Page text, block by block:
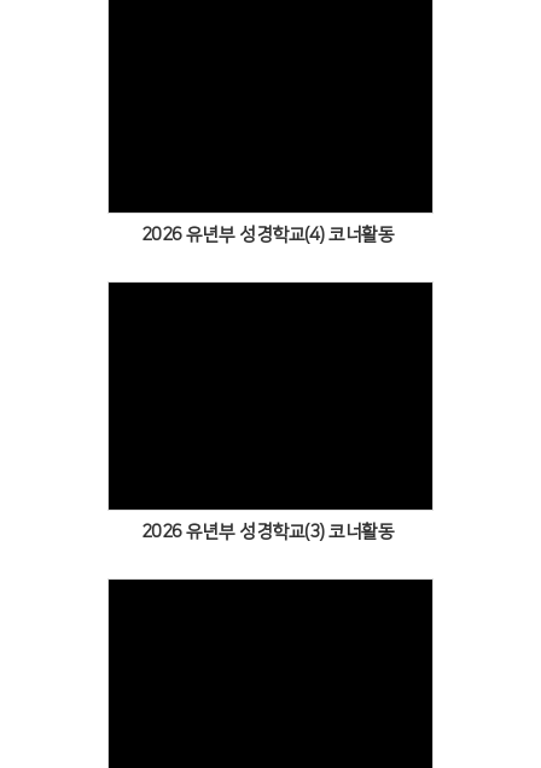
2026 유년부 성경학교(4) 코너활동
2026 유년부 성경학교(3) 코너활동